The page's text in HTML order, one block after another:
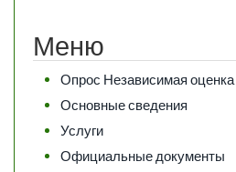
Меню
Опрос Независимая оценка
Основные сведения
Услуги
Официальные документы